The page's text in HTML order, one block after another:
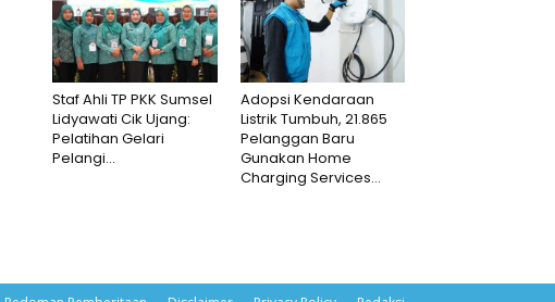
Staf Ahli TP PKK Sumsel
Lidyawati Cik Ujang:
Pelatihan Gelari
Pelangi...
Adopsi Kendaraan
Listrik Tumbuh, 21.865
Pelanggan Baru
Gunakan Home
Charging Services...